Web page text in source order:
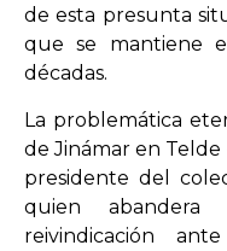
de esta presunta
que se mantiene
décadas.
La problemática
de Jinámar en
presidente del
quien abandera
reivindicación